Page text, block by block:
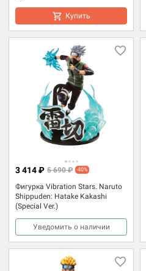
Купить
Фигурка Vibration Stars. Naruto
Shippuden: Hatake Kakashi
(Special Ver.)
3 414 ₽ 5 690 ₽ -40%
Уведомить о наличии